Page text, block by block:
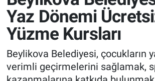
Yaz Dönemi
Yüzme Kursları
Beylikova Belediyesi, çocukların
verimli geçirmelerini sağlamak,
GÜNDEM
SİYASET
TEKNOLOJİ
Süper Lig Puan Durumu ve
Tüm Manşetler
Son Dakika Haberleri